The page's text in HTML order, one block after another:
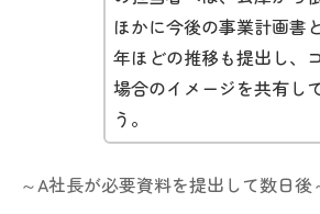
ほかに今後の事業計画書
年ほどの推移も提出し、
場合のイメージを共有し
う。
～A社長が必要資料を提出して数日後